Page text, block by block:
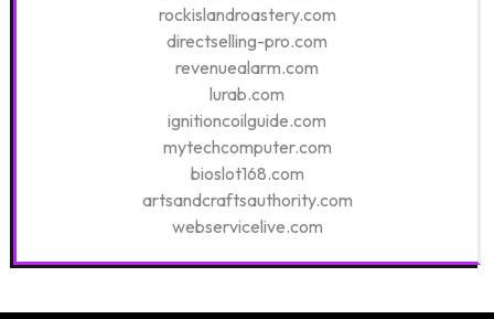
rockislandroastery.com
directselling-pro.com
revenuealarm.com
lurab.com
ignitioncoilguide.com
mytechcomputer.com
bioslot168.com
artsandcraftsauthority.com
webservicelive.com